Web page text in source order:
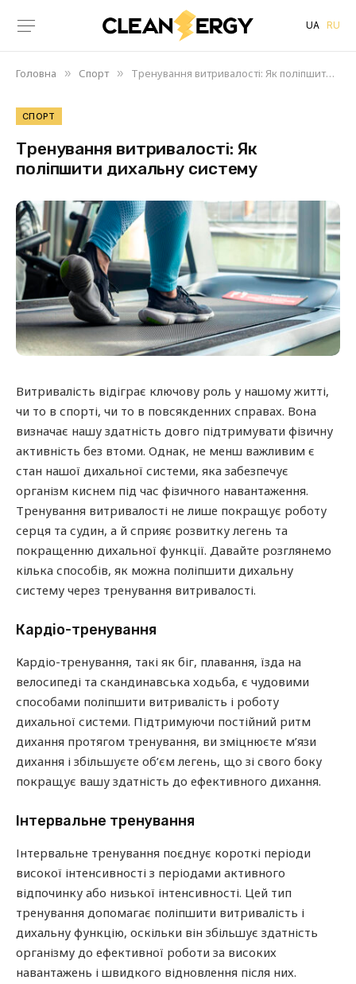
UA RU
Головна » Спорт » Тренування витривалості: Як поліпшити дихальну систему
СПОРТ
Тренування витривалості: Як
поліпшити дихальну систему
Витривалість відіграє ключову роль у нашому житті,
чи то в спорті, чи то в повсякденних справах. Вона
визначає нашу здатність довго підтримувати фізичну
активність без втоми. Однак, не менш важливим є
стан нашої дихальної системи, яка забезпечує
організм киснем під час фізичного навантаження.
Тренування витривалості не лише покращує роботу
серця та судин, а й сприяє розвитку легень та
покращенню дихальної функції. Давайте розглянемо
кілька способів, як можна поліпшити дихальну
систему через тренування витривалості.
Кардіо-тренування
Кардіо-тренування, такі як біг, плавання, їзда на
велосипеді та скандинавська ходьба, є чудовими
способами поліпшити витривалість і роботу
дихальної системи. Підтримуючи постійний ритм
дихання протягом тренування, ви зміцнюєте м’язи
дихання і збільшуєте об’єм легень, що зі свого боку
покращує вашу здатність до ефективного дихання.
Інтервальне тренування
Інтервальне тренування поєднує короткі періоди
високої інтенсивності з періодами активного
відпочинку або низької інтенсивності. Цей тип
тренування допомагає поліпшити витривалість і
дихальну функцію, оскільки він збільшує здатність
організму до ефективної роботи за високих
навантажень і швидкого відновлення після них.